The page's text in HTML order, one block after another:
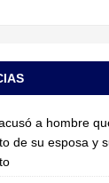
a hombre
de su esposa y